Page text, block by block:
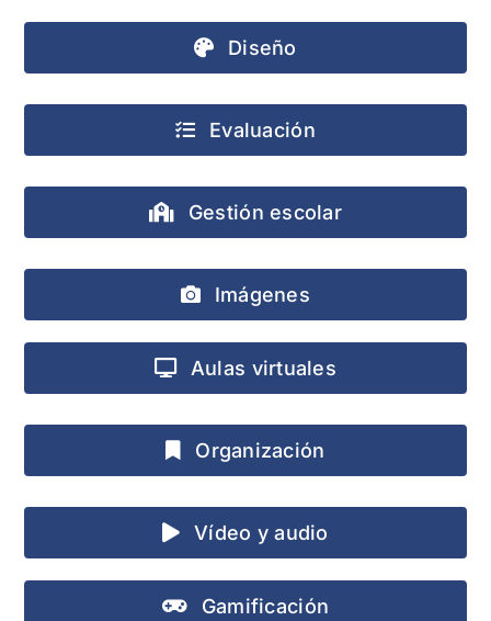
Diseño
Evaluación
Gestión escolar
Imágenes
Aulas virtuales
Organización
Vídeo y audio
Gamificación